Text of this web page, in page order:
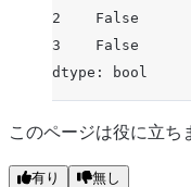
2    False
3    False
dtype: bool
このページは役に立ち
有り 無し